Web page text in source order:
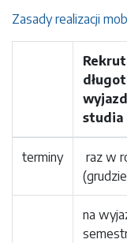
Zasady realizacji
studia
terminy
raz w
na